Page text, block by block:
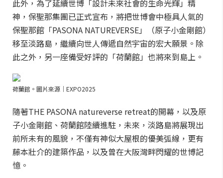
此外，為了延續世博「設計未來社會的生命光輝」精
神，保聖那集團已正式宣布，將把世博會中極具人氣的
保聖那館「PASONA NATUREVERSE」（原子小金剛館）
移至淡路島，繼續向世人傳遞自然宇宙的宏大願景。除
此之外，另一座備受好評的「荷蘭館」也將來到島上。
荷蘭館。圖片來源｜EXPO2025
隨著THE PASONA natureverse retreat的開幕，以及原
子小金剛館、荷蘭館陸續進駐，未來，淡路島將展現出
前所未有的風貌，不僅有神似大屋根的優美弧線，更有
藤本壯介的建築作品，以及曾在大阪灣畔閃耀的世博記
憶。